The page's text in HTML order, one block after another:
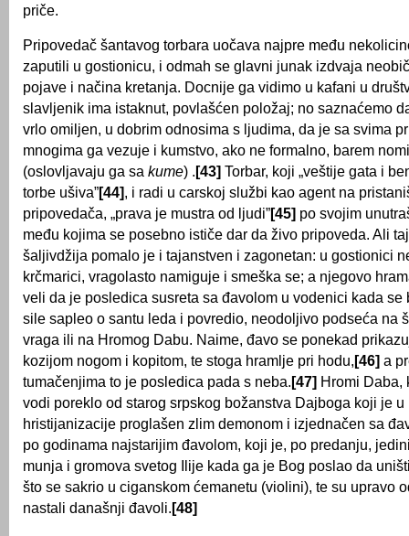
priče.
Pripovedač šantavog torbara uočava najpre među
zaputili u gostionicu, i odmah se glavni junak izdvaja
pojave i načina kretanja. Docnije ga vidimo u kafani u
slavljenik ima istaknut, povlašćen položaj; no saznaćemo
vrlo omiljen, u dobrim odnosima s ljudima, da je sa svima
mnogima ga vezuje i kumstvo, ako ne formalno, barem
(oslovljavaju ga sa kume) .[43] Torbar, koji „veštije gata i
torbe ušiva”[44], i radi u carskoj službi kao agent na
pripovedača, „prava je mustra od ljudi”[45] po svojim
među kojima se posebno ističe dar da živo pripoveda. Ali
šaljivdžija pomalo je i tajanstven i zagonetan: u gostionici
krčmarici, vragolasto namiguje i smeška se; a njegovo
veli da je posledica susreta sa đavolom u vodenici kada se
sile sapleo o santu leda i povredio, neodoljivo podseća na
vraga ili na Hromog Dabu. Naime, đavo se ponekad
kozijom nogom i kopitom, te stoga hramlje pri hodu,[46] a
tumačenjima to je posledica pada s neba.[47] Hromi Daba,
vodi poreklo od starog srpskog božanstva Dajboga koji je u
hristijanizacije proglašen zlim demonom i izjednačen sa
po godinama najstarijim đavolom, koji je, po predanju,
munja i gromova svetog Ilije kada ga je Bog poslao da
što se sakrio u ciganskom ćemanetu (violini), te su upravo
nastali današnji đavoli.[48]